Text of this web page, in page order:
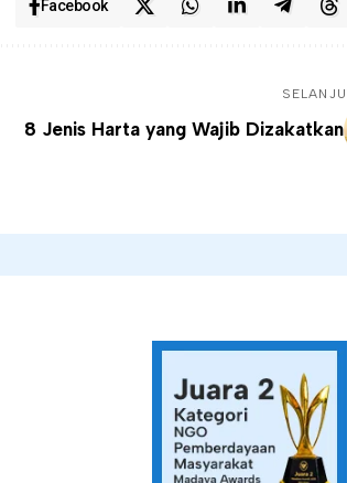
Facebook
8 Jenis Harta yang Wajib Dizakatkan